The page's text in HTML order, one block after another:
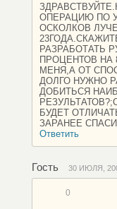
ОПЕРАЦИЮ ПО
ОСКОЛКОВ
РАЗРАБОТАТЬ
ПРОЦЕНТОВ НА
МЕНЯ,А ОТ
ДОЛГО НУЖНО
ДОБИТЬСЯ
БУДЕТ
ЗАРАНЕЕ
Ответить
Гость 30 ИЮЛЯ,
0